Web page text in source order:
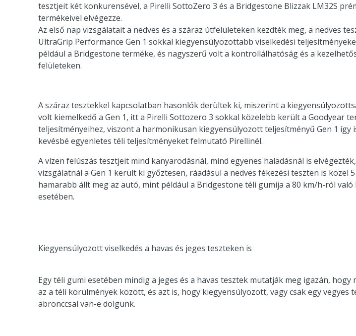
tesztjeit két konkurensével, a Pirelli SottoZero 3 és a Bridgestone Blizzak LM32S
termékeivel elvégezze.
Az első nap vizsgálatait a nedves és a száraz útfelületeken kezdték meg, a nedves
UltraGrip Performance Gen 1 sokkal kiegyensúlyozottabb viselkedési
például a Bridgestone terméke, és nagyszerű volt a kontrollálhatóság és a
felületeken.
A száraz tesztekkel kapcsolatban hasonlók derültek ki, miszerint a
volt kiemelkedő a Gen 1, itt a Pirelli Sottozero 3 sokkal közelebb került a Goodyear
teljesítményeihez, viszont a harmonikusan kiegyensúlyozott teljesítményű Gen 1 így
kevésbé egyenletes téli teljesítményeket felmutató Pirellinél.
A vízen felúszás tesztjeit mind kanyarodásnál, mind egyenes haladásnál is
vizsgálatnál a Gen 1 került ki győztesen, ráadásul a nedves fékezési teszten is közel
hamarabb állt meg az autó, mint például a Bridgestone téli gumija a 80 km/h-ról való
esetében.
Kiegyensúlyozott viselkedés a havas és jeges teszteken is
Egy téli gumi esetében mindig a jeges és a havas tesztek mutatják meg igazán, hogy
az a téli körülmények között, és azt is, hogy kiegyensúlyozott, vagy csak egy vegyes
abronccsal van-e dolgunk.